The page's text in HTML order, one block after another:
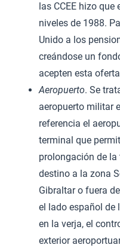
las CCEE hizo
niveles de 1988.
Unido a los
creándose un
acepten esta
Aeropuerto. Se
aeropuerto militar
referencia el
terminal que
prolongación de la
destino a la zona
Gibraltar o fuera
el lado español de
en la verja, el
exterior